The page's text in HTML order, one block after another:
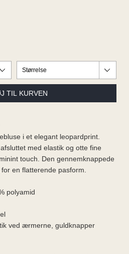
i et elegant leopardprint.
med elastik og otte fine
touch. Den gennemknappede
en flatterende pasform.
polyamid
ved ærmerne, guldknapper